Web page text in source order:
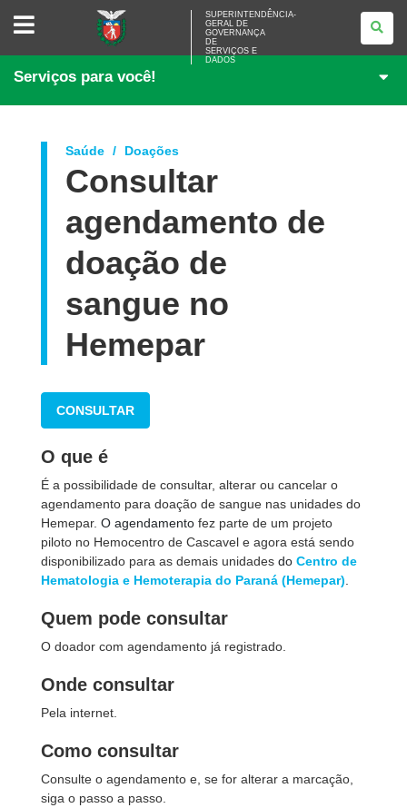
SUPERINTENDÊNCIA-
<BR>GOVERNANÇA
SERVIÇOS
DADOS
SUPERINTENDÊNCIA-
GERAL DE
GOVERNANÇA
DE
SERVIÇOS E
DADOS
Serviços para você!
Saúde Doações
Consultar
agendamento de
doação de
sangue no
Hemepar
CONSULTAR
O que é
É a possibilidade de consultar, alterar ou cancelar o
agendamento para doação de sangue nas unidades do
Hemepar. O agendamento fez parte de um projeto
piloto no Hemocentro de Cascavel e agora está sendo
disponibilizado para as demais unidades do Centro de
Hematologia e Hemoterapia do Paraná (Hemepar)
Quem pode consultar
O doador com agendamento já registrado.
Onde consultar
Pela internet.
Como consultar
Consulte o agendamento e, se for alterar a marcação,
siga o passo a passo.